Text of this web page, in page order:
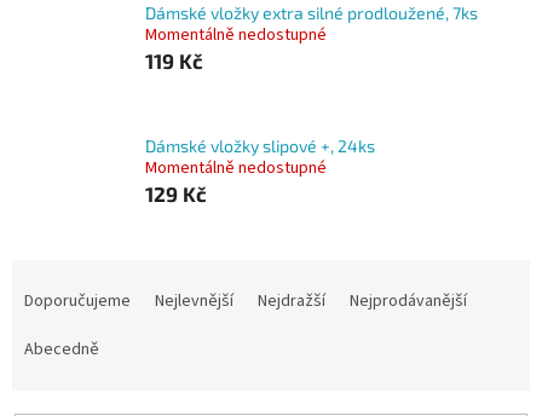
Dámské vložky extra silné prodloužené, 7ks
Momentálně nedostupné
119 Kč
Dámské vložky slipové +, 24ks
Momentálně nedostupné
129 Kč
Doporučujeme Nejlevnější Nejdražší
Nejprodávanější
Abecedně